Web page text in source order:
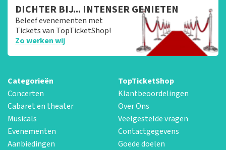
DICHTER BIJ... INTENSER GENIETEN
Beleef evenementen met
Tickets van TopTicketShop!
Zo werken wij
Categorieën
Concerten
Cabaret en theater
Musicals
Evenementen
Aanbiedingen
TopTicketShop
Klantbeoordelingen
Over Ons
Veelgestelde vragen
Contactgegevens
Goede doelen